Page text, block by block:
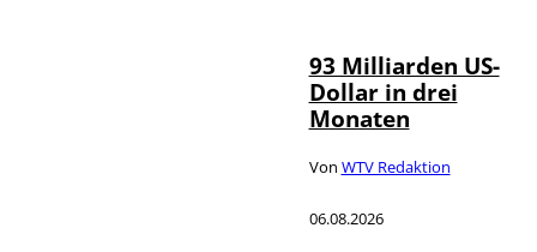
93 Milliarden US-
Dollar in drei
Monaten
Von WTV Redaktion
06.08.2026